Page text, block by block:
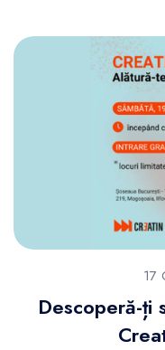
17
Descoperă-ți